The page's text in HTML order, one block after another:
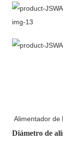
Alimentador de
Diámetro de